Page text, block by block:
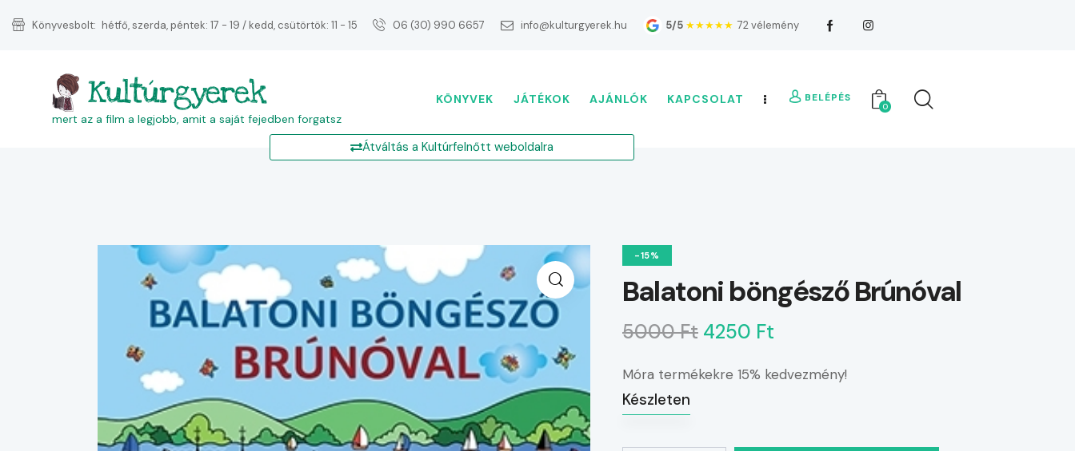
Könyvesbolt: hétfő, szerda, péntek: 17 - 19 / kedd, csütörtök: 11 - 15 06 (30) 990 6657 info@kulturgyerek.hu 5/5 ★★★★★ 72 vélemény
Kultúrgyerek
mert az a film a legjobb, amit a saját fejedben forgatsz
KÖNYVEK JÁTÉKOK AJÁNLÓK KAPCSOLAT BELÉPÉS
0
Átváltás a Kultúrfelnőtt weboldalra
-15%
Balatoni böngésző Brúnóval
5000 Ft 4250 Ft
Móra termékekre 15% kedvezmény!
Készleten